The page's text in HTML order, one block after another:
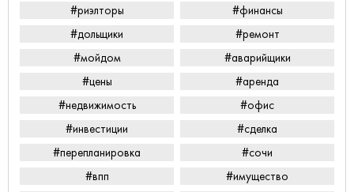
#риэлторы
#финансы
#дольщики
#ремонт
#мойдом
#аварийщики
#цены
#аренда
#недвижимость
#офис
#инвестиции
#сделка
#перепланировка
#сочи
#впп
#имущество